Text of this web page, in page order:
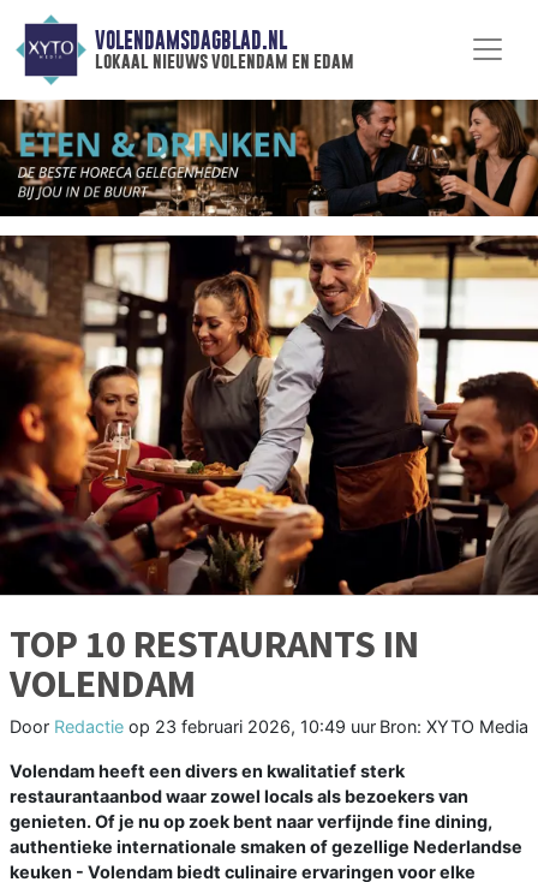
VOLENDAMSDAGBLAD.NL
lokaal nieuws volendam en edam
TOP 10 RESTAURANTS IN
VOLENDAM
Door Redactie op 23 februari 2026, 10:49 uur Bron: XYTO Media
Volendam heeft een divers en kwalitatief sterk
restaurantaanbod waar zowel locals als bezoekers van
genieten. Of je nu op zoek bent naar verfijnde fine dining,
authentieke internationale smaken of gezellige Nederlandse
keuken - Volendam biedt culinaire ervaringen voor elke